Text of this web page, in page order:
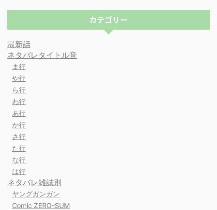
カテゴリー
最新話
ネタバレタイトル音
ま行
や行
ら行
わ行
あ行
か行
さ行
た行
な行
は行
ネタバレ雑誌別
ヤングガンガン
Comic ZERO-SUM